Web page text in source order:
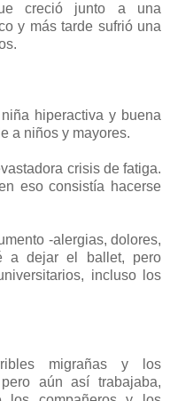
creció junto a una
y más tarde sufrió una
hiperactiva y buena
a niños y mayores.
crisis de fatiga.
eso consistía hacerse
-alergias, dolores,
a dejar el ballet, pero
incluso los
migrañas y los
aún así trabajaba,